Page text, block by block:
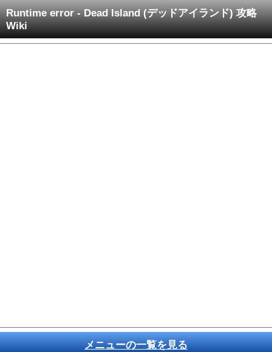
Runtime error - Dead Island (デッドアイランド) 攻略
Wiki
メニューの一覧を見る